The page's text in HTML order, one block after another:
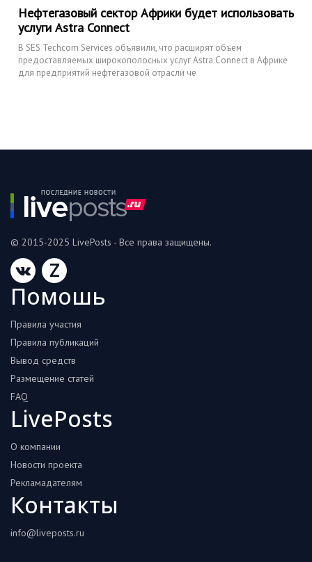
Нефтегазовый сектор Африки будет использовать
услуги Astra Connect
В SES Techcom Services объявили, что расширят объем
предоставляемых широкополосных услуг Astra Connect в Африке
для предприятий нефтегазовой отрасли че
© 2015-2025 LivePosts - Все права защищены.
Z
Помошь
Правила участия
Правила публикаций
Вывод средств
Размещение статей
FAQ
LivePosts
О компании
Новости проекта
Рекламадателям
Контакты
info@liveposts.ru